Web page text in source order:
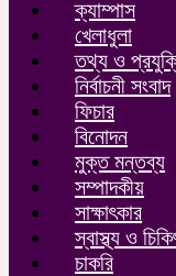
ক্যাম্পাস
খেলাধুলা
তথ্য ও
নির্বাচনী সংবাদ
ফিচার
বিনোদন
মুক্ত মন্তব্য
সম্পাদকীয়
সাক্ষাৎকার
স্বাস্থ্য ও
চাকরি